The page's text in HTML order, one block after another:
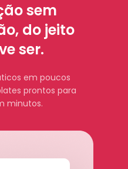
sem
do jeito
ser.
em poucos
prontos para
minutos.